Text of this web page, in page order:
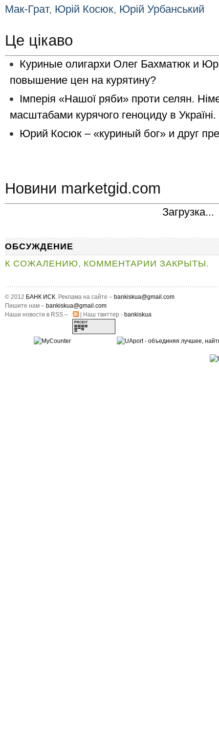
Мак-Грат, Юрій Косюк, Юрій Урбанський
Це цікаво
Куриные олигархи Олег Бахматюк и
повышение цен на курятину?
Імперія «Нашої ряби» проти селян.
масштабами курячого геноциду в
Юрий Косюк – «куриный бог» и друг
Новини marketgid.com
Загрузка...
ОБСУЖДЕНИЕ
К СОЖАЛЕНИЮ, КОММЕНТАРИИ ЗАКРЫТЫ.
© 2012 БАНК ИСК. Реклама на сайте – bankiskua@gmail.com
Пишите нам – bankiskua@gmail.com
Наши новости в RSS –
| Наш твиттер - bankiskua